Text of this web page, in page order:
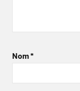
Nom*